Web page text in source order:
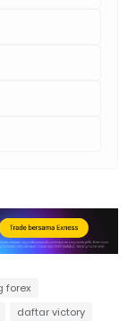
forex
daftar victory